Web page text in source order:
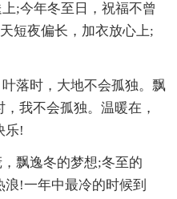
;今年冬至日，祝福不曾
短夜偏长，加衣放心上;
落时，大地不会孤独。飘
我不会孤独。温暖在，
乐!
飘逸冬的梦想;冬至的
!一年中最冷的时候到